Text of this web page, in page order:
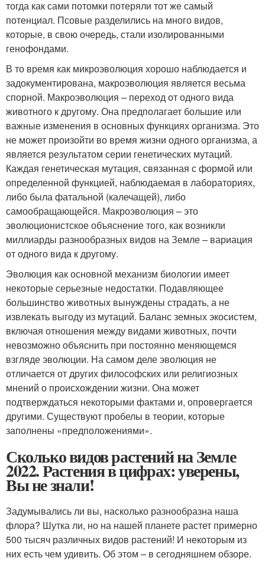
тогда как сами потомки потеряли тот же самый
потенциал. Псовые разделились на много видов,
которые, в свою очередь, стали изолированными
генофондами.
В то время как микроэволюция хорошо наблюдается и
задокументирована, макроэволюция является весьма
спорной. Макроэволюция – переход от одного вида
животного к другому. Она предполагает большие или
важные изменения в основных функциях организма. Это
не может произойти во время жизни одного организма, а
является результатом серии генетических мутаций.
Каждая генетическая мутация, связанная с формой или
определенной функцией, наблюдаемая в лабораториях,
либо была фатальной (калечащей), либо
самообращающейся. Макроэволюция – это
эволюционистское объяснение того, как возникли
миллиарды разнообразных видов на Земле – вариация
от одного вида к другому.
Эволюция как основной механизм биологии имеет
некоторые серьезные недостатки. Подавляющее
большинство животных вынуждены страдать, а не
извлекать выгоду из мутаций. Баланс земных экосистем,
включая отношения между видами животных, почти
невозможно объяснить при постоянно меняющемся
взгляде эволюции. На самом деле эволюция не
отличается от других философских или религиозных
мнений о происхождении жизни. Она может
подтверждаться некоторыми фактами и, опровергается
другими. Существуют пробелы в теории, которые
заполнены «предположениями».
Сколько видов растений на Земле
2022. Растения в цифрах: уверены,
Вы не знали!
Задумывались ли вы, насколько разнообразна наша
флора? Шутка ли, но на нашей планете растет примерно
500 тысяч различных видов растений! И некоторым из
них есть чем удивить. Об этом – в сегодняшнем обзоре.